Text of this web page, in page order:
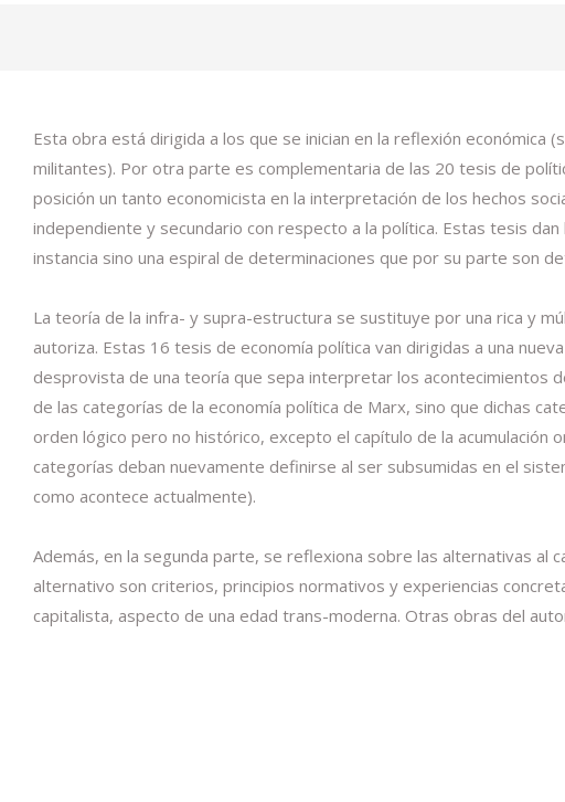
Esta obra está dirigida a los que se inician en la reflexión económica
militantes). Por otra parte es complementaria de las 20 tesis de
posición un tanto economicista en la interpretación de los hechos
independiente y secundario con respecto a la política. Estas tesis
instancia sino una espiral de determinaciones que por su parte son
La teoría de la infra- y supra-estructura se sustituye por una rica y
autoriza. Estas 16 tesis de economía política van dirigidas a una
desprovista de una teoría que sepa interpretar los acontecimientos
de las categorías de la economía política de Marx, sino que dichas
orden lógico pero no histórico, excepto el capítulo de la
categorías deban nuevamente definirse al ser subsumidas en el
como acontece actualmente).
Además, en la segunda parte, se reflexiona sobre las alternativas
alternativo son criterios, principios normativos y experiencias
capitalista, aspecto de una edad trans-moderna. Otras obras del